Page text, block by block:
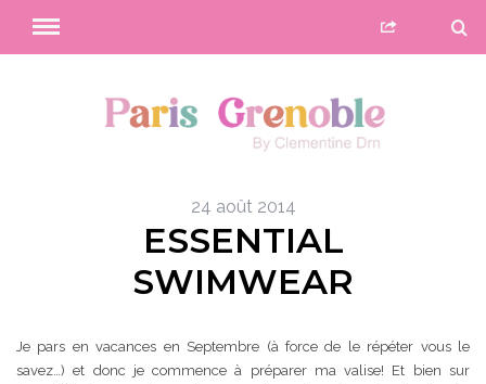
24 août 2014
ESSENTIAL
SWIMWEAR
Je pars en vacances en Septembre (à force de le répéter vous le
savez…) et donc je commence à préparer ma valise! Et bien sur